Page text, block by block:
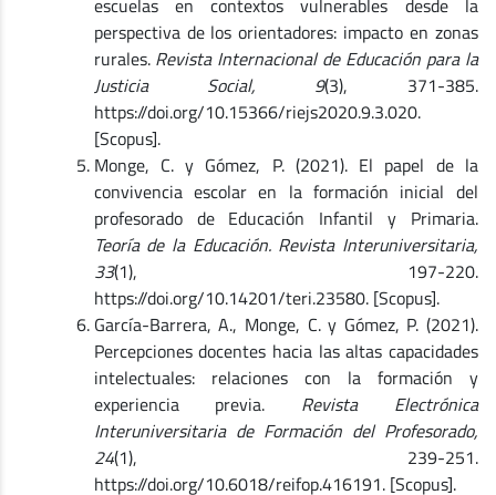
escuelas en contextos vulnerables desde la
perspectiva de los orientadores: impacto en zonas
rurales. Revista Internacional de Educación para la
Justicia Social, 9(3), 371-385.
https://doi.org/10.15366/riejs2020.9.3.020.
[Scopus].
Monge, C. y Gómez, P. (2021). El papel de la
convivencia escolar en la formación inicial del
profesorado de Educación Infantil y Primaria.
Teoría de la Educación. Revista Interuniversitaria,
33(1), 197-220.
https://doi.org/10.14201/teri.23580. [Scopus].
García-Barrera, A., Monge, C. y Gómez, P. (2021).
Percepciones docentes hacia las altas capacidades
intelectuales: relaciones con la formación y
experiencia previa. Revista Electrónica
Interuniversitaria de Formación del Profesorado,
24(1), 239-251.
https://doi.org/10.6018/reifop.416191. [Scopus].